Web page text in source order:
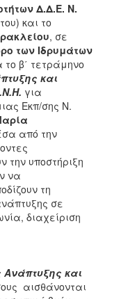
Δ.Δ.Ε. Ν.
και το
, σε
των Ιδρυμάτων
β΄ τετράμηνο
και
για
Εκπ/σης Ν.
από την
την υποστήριξη
να
τη
σε
διαχείριση
και
αισθάνονται